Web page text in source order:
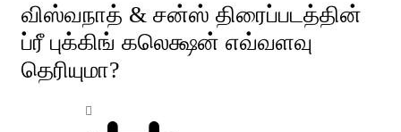
விஸ்வநாத் & சன்ஸ் திரைப்படத்தின்
ப்ரீ புக்கிங் கலெக்ஷன் எவ்வளவு
தெரியுமா?